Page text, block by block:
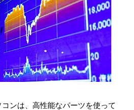
ンは、高性能なパーツを使って